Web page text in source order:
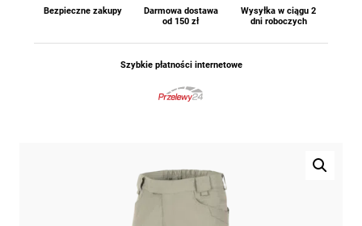
(Outdoor
VersaStrecth®
Bezpieczne zakupy
Darmowa dostawa
od 150 zł
Wysyłka w ciągu 2
dni roboczych
Szybkie płatności internetowe